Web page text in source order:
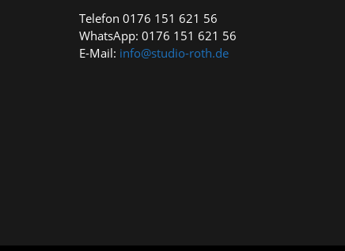
Telefon 0176 151 621 56
WhatsApp: 0176 151 621 56
E-Mail: info@studio-roth.de